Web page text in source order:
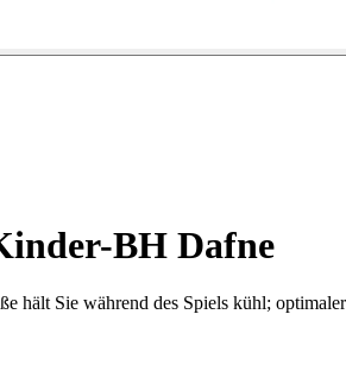
BH Dafne
hält Sie während des Spiels kühl; optimaler